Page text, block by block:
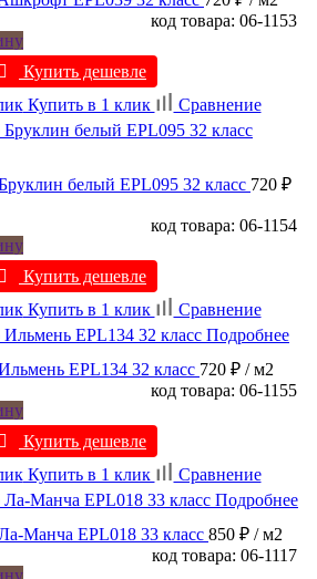
код товара: 06-1153
Купить дешевле
Купить в 1 клик
Сравнение
белый EPL095 32 класс 720 ₽
код товара: 06-1154
Купить дешевле
Купить в 1 клик
Сравнение
Подробнее
EPL134 32 класс 720 ₽ / м2
код товара: 06-1155
Купить дешевле
Купить в 1 клик
Сравнение
Подробнее
Манча EPL018 33 класс 850 ₽ / м2
код товара: 06-1117